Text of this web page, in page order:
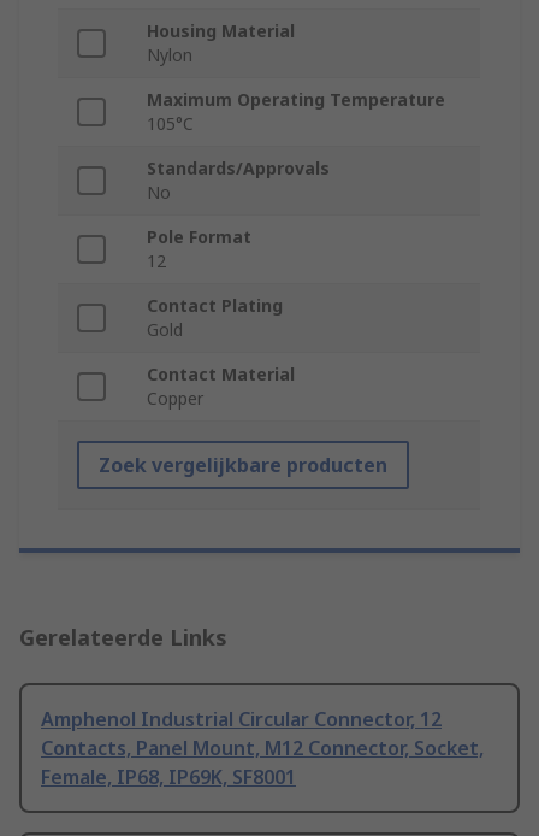
Housing Material
Nylon
Maximum Operating Temperature
105°C
Standards/Approvals
No
Pole Format
12
Contact Plating
Gold
Contact Material
Copper
Zoek vergelijkbare producten
Gerelateerde Links
Amphenol Industrial Circular Connector, 12
Contacts, Panel Mount, M12 Connector, Socket,
Female, IP68, IP69K, SF8001